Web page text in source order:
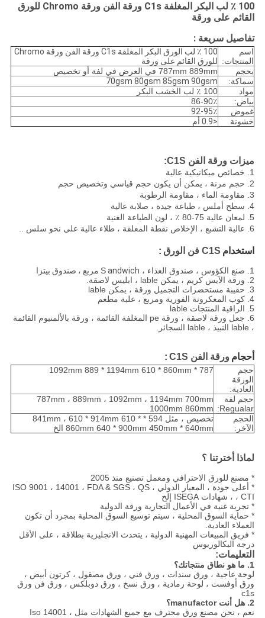
100 ٪ لب البكر المغلفة C1s ورقة الفن ورقة Chromo للورق
القائم على ورقة
تفاصيل سريعة :
اسم
المنتجات:
100 ٪ لب الورق البكر المغلفة C1s ورقة الفن ورقة Chromo
للورق القائم على ورقة
بحجم
787mm 889mm في العرض في لفة أو تخصيص
سماكة:
70gsm 80gsm 85gsm 90gsm
مواد
100 ٪ لب الخشب البكر
بياض:
86-90٪
غموض
92-95٪
خشونة
<0.9 أم
ميزات ورقة الفن C1S:
1. خصائص ميكانيكية عالية
2. حجم مرنة ، يمكن أن يكون حجم قياسي وتخصيص حجم
3. مقاومة الماء ، مقاومة الرطوبة
4. سطح أملس ، طباعة جيدة ، صلابة عالية
5. لمعان عالية 75-80 ٪ ، لون الطباعة الغنية
6. عالية التشبع ، الإخلاص نقطة المعلقة ، طلاء عالية على نحو سلس ..
استخدام C1S فن الورق :
1. صنع الكؤوس ، صندوق الغذاء ، S
andwich مربع ، صندوق بيتزا
2. ورقة الآيس كريم ، يمكن lable ، ابليس لاصقة.
3. حقيبة مستحضرات التجميل ورقة ، يمكن lable
4. كوب المعكرونة الفورية ومربع ، علبة مطعم
5. الراقية المنتجات lable
6. جعل ورقة لاصقة ، ورقة pe المغلفة القائمة ، ورقة بالألمنيوم القائمة
، lable النبيذ ، lable السجائر.
أحجام ورقة الفن C1S :
حجم
الورقة
العادية:
787 * 1092mm 889 * 1194mm 610 * 860mm
حجم لفة
Regualar:
787mm ، 889mm ، 1092mm ، 1194mm 700mm
1000mm 860mm
الحجم
الآخر:
تخصيص ، مثل 594 * 841mm ، 610 * 914mm 610 *
860mm 640 * 900mm 450mm * 640mm الخ
لماذا أخترتنا ؟
* مصنع للورق الاحترافي ومعمل تصنيع منذ 2005
* أعلى جودة ، المعيار الدولي ، ISO 9001 ، 14001 ، FDA & SGS ، QS
، CTI ، شهادات ISEGA إلخ
* تجربة غنية في الأعمال التجارية ورقة الدولية
* حماية السوق المحلية ، سيتم توسيع السوق المحلية بمجرد أن تكون
العملاء العادية.
* فريق المبيعات المهنية الدولية ، يتحدث الانجليزية بطلاقة ، على الأقل
درجة البكالوريوس
التعليمات:
1. ما هو نطاق منتجاتك؟
لوحة عاجية ، ورق سندات ، ورق فني ، ورق مصقول ، كرتون أبيض ،
ورق أوفست ، لوحة رمادية ، ورق نسخ ، ورق دوبلكس ، ورق فن ورق
c1s
2. هل أنت manufactor؟
نعم ، نحن مصنع ورق محترف مع جميع الشهادات مثل Iso 14001 ،